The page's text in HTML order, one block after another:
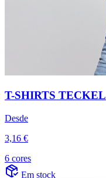
T-SHIRTS TECKEL
Desde
3,16 €
6 cores
Em stock